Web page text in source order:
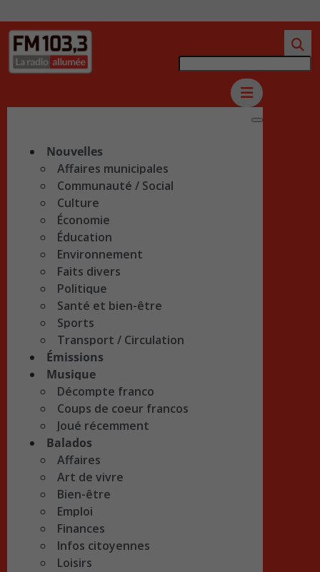
Nouvelles
Affaires municipales
Communauté / Social
Culture
Économie
Éducation
Environnement
Faits divers
Politique
Santé et bien-être
Sports
Transport / Circulation
Émissions
Musique
Décompte franco
Coups de coeur francos
Joué récemment
Balados
Affaires
Art de vivre
Bien-être
Emploi
Finances
Infos citoyennes
Loisirs